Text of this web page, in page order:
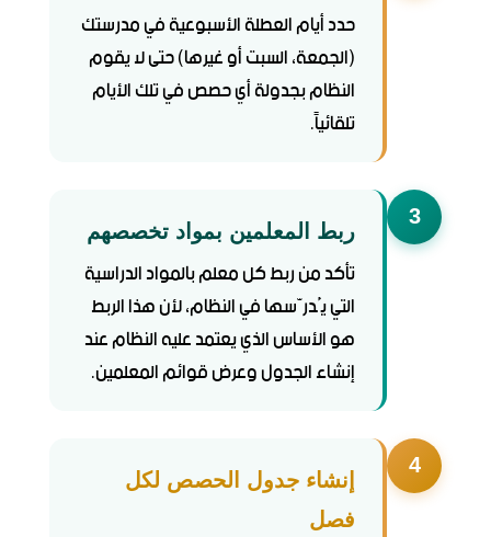
حدد أيام العطلة الأسبوعية في مدرستك
(الجمعة، السبت أو غيرها) حتى لا يقوم
النظام بجدولة أي حصص في تلك الأيام
تلقائياً.
3
ربط المعلمين بمواد تخصصهم
تأكد من ربط كل معلم بالمواد الدراسية
التي يُدرّسها في النظام، لأن هذا الربط
هو الأساس الذي يعتمد عليه النظام عند
إنشاء الجدول وعرض قوائم المعلمين.
4
إنشاء جدول الحصص لكل
فصل